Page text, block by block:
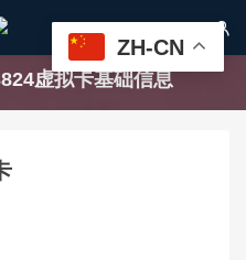

虚拟卡基础信息
ZH-CN